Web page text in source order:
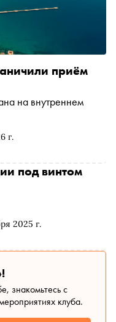
г.
приём
на внутреннем
2025 г.
под винтом
знакомьтесь с
клуба.